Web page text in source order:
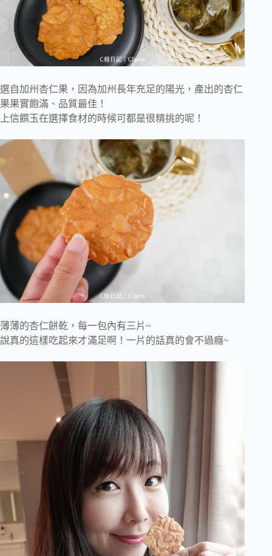
選自加州杏仁果，因為加州長年充足的陽光，產出的杏仁
果果實飽滿、品質最佳！
上信饌玉在選擇食材的時候可都是很精挑的呢！
薄薄的杏仁餅乾，每一包內有三片~
說真的這樣吃起來才滿足啊！一片的話真的會不過癮~